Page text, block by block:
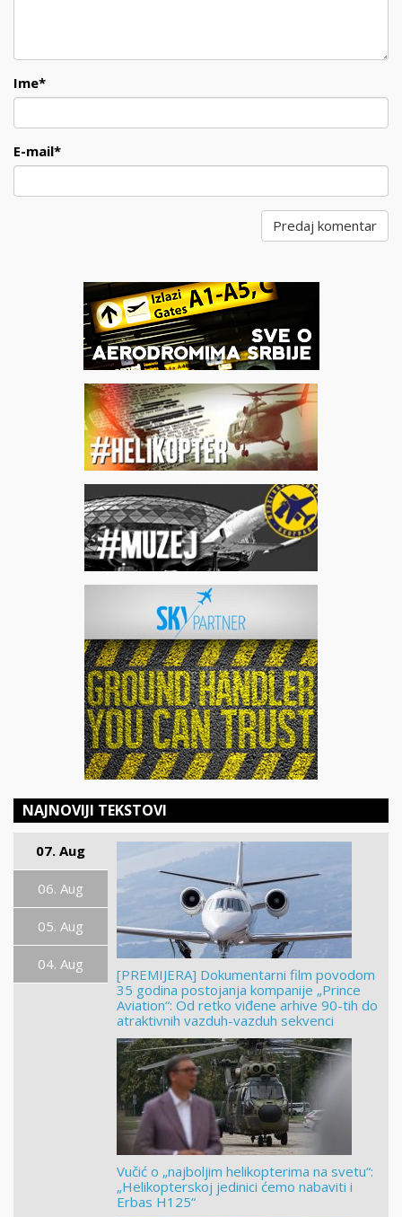
Ime*
E-mail*
NAJNOVIJI TEKSTOVI
07. Aug
06. Aug
05. Aug
04. Aug
[PREMIJERA] Dokumentarni film povodom
35 godina postojanja kompanije „Prince
Aviation“: Od retko viđene arhive 90-tih do
atraktivnih vazduh-vazduh sekvenci
Vučić o „najboljim helikopterima na svetu“:
„Helikopterskoj jedinici ćemo nabaviti i
Erbas H125“